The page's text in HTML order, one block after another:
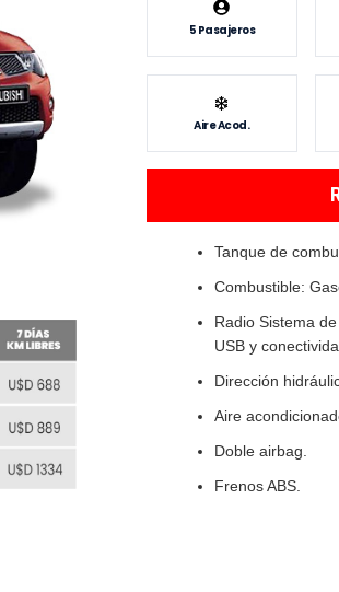
5 Pasajeros
Aire Acod.
Tanque de
Combustible:
Radio Sistema
USB y
Dirección
Aire
Doble airbag.
Frenos ABS.